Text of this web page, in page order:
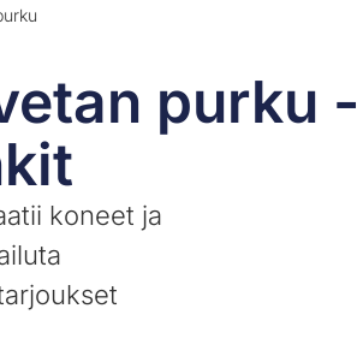
purku -
koneet ja